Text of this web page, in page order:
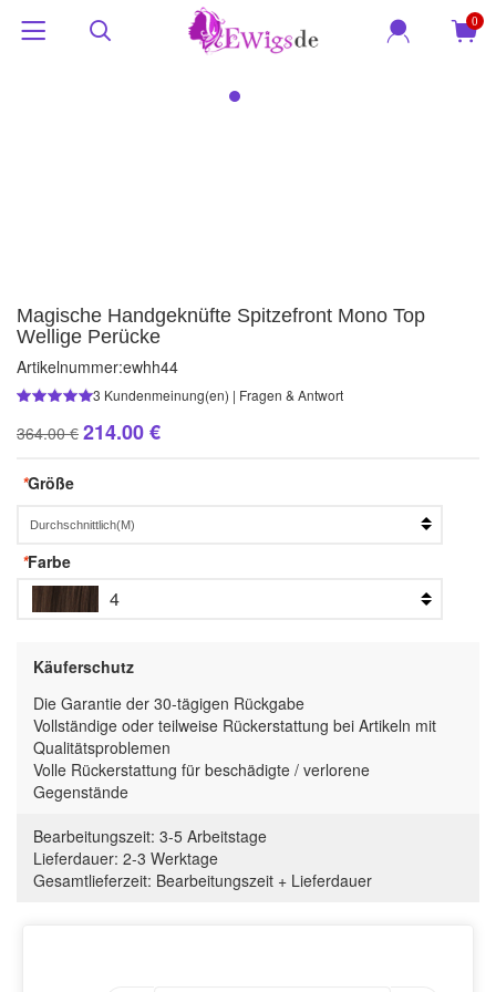
0
Magische Handgeknüfte Spitzefront Mono Top
Wellige Perücke
Artikelnummer:ewhh44
3 Kundenmeinung(en) | Fragen & Antwort
364.00 € 214.00 €
*Größe
*Farbe
4
Käuferschutz
Die Garantie der 30-tägigen Rückgabe
Vollständige oder teilweise Rückerstattung bei Artikeln mit
Qualitätsproblemen
Volle Rückerstattung für beschädigte / verlorene
Gegenstände
Bearbeitungszeit: 3-5 Arbeitstage
Lieferdauer: 2-3 Werktage
Gesamtlieferzeit: Bearbeitungszeit + Lieferdauer